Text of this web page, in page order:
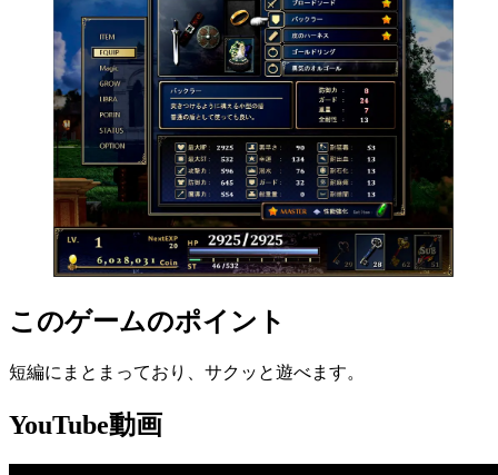
このゲームのポイント
短編にまとまっており、サクッと遊べます。
YouTube動画